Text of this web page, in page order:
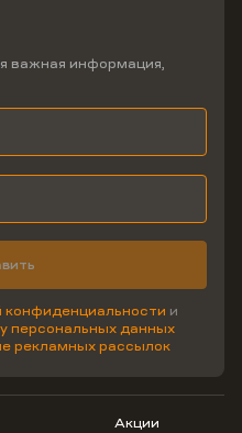
важная информация,
конфиденциальности и
персональных данных
рекламных рассылок
Акции